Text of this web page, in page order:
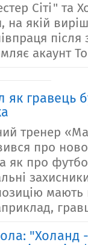
Сіті" та
на якій
акаунт
як гравець
тренер
про
як про
мають
"Холанд